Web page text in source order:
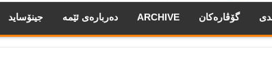
جینۆساید ده‌رباره‌ی ئێمه ARCHIVE گۆڤاره‌کان